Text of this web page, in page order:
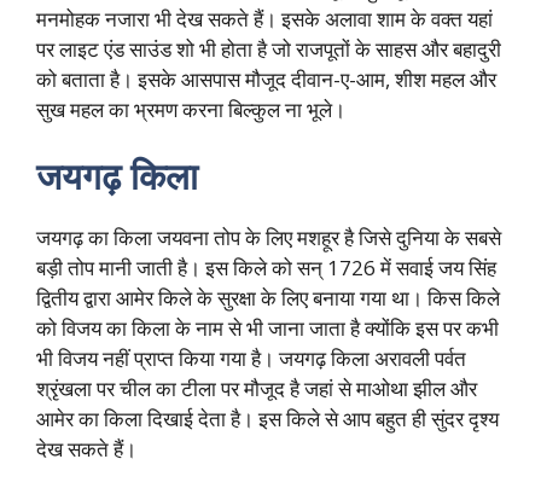
मनमोहक नजारा भी देख सकते हैं। इसके अलावा शाम के वक्त यहां
पर लाइट एंड साउंड शो भी होता है जो राजपूतों के साहस और बहादुरी
को बताता है। इसके आसपास मौजूद दीवान-ए-आम, शीश महल और
सुख महल का भ्रमण करना बिल्कुल ना भूले।
जयगढ़ किला
जयगढ़ का किला जयवना तोप के लिए मशहूर है जिसे दुनिया के सबसे
बड़ी तोप मानी जाती है। इस किले को सन् 1726 में सवाई जय सिंह
द्वितीय द्वारा आमेर किले के सुरक्षा के लिए बनाया गया था। किस किले
को विजय का किला के नाम से भी जाना जाता है क्योंकि इस पर कभी
भी विजय नहीं प्राप्त किया गया है। जयगढ़ किला अरावली पर्वत
श्रृंखला पर चील का टीला पर मौजूद है जहां से माओथा झील और
आमेर का किला दिखाई देता है। इस किले से आप बहुत ही सुंदर दृश्य
देख सकते हैं।